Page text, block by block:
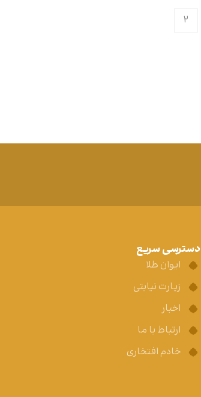
۲
دسترسی سریع
ایوان طلا
زیارت نیابتی
اخبار
ارتباط با ما
خادم افتخاری